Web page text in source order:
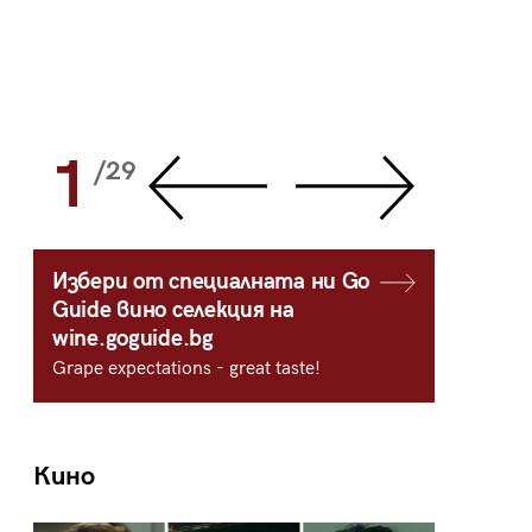
1 /29
Избери от специалната ни Go
Guide вино селекция на
wine.goguide.bg
Grape expectations - great taste!
Кино